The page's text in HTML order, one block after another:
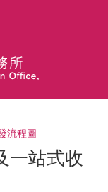
流程圖
一站式收